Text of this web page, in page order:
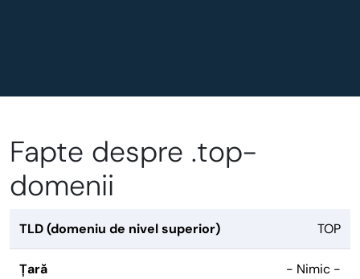
Fapte despre .top-
domenii
TLD (domeniu de nivel superior) TOP
Țară - Nimic -